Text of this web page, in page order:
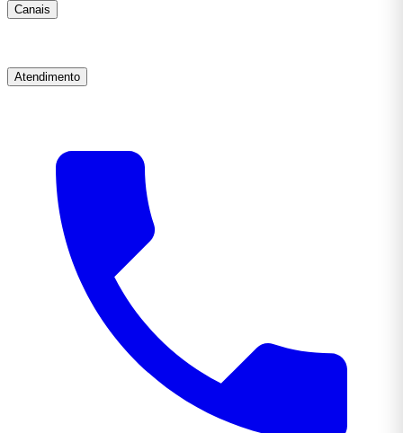
Canais
Atendimento